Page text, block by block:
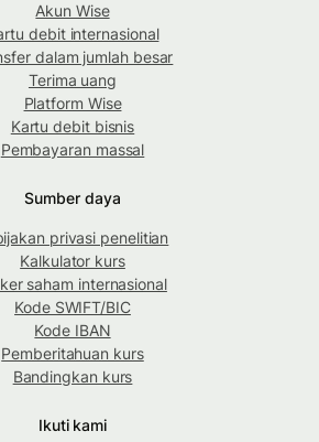
Akun Wise
debit internasional
dalam jumlah besar
Terima uang
Platform Wise
Kartu debit bisnis
Pembayaran massal
Sumber daya
privasi penelitian
Kalkulator kurs
saham internasional
Kode SWIFT/BIC
Kode IBAN
Pemberitahuan kurs
Bandingkan kurs
Ikuti kami